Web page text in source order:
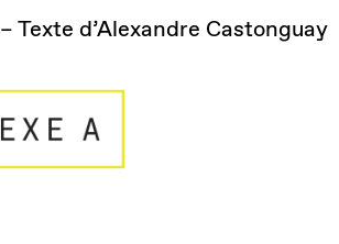
– Texte d’Alexandre Castonguay